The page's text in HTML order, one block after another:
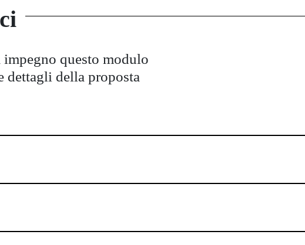
impegno questo modulo
dettagli della proposta